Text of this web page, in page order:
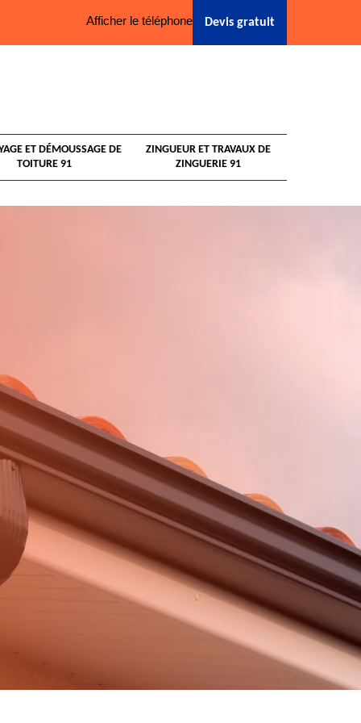
Afficher le téléphone Devis gratuit
ET DÉMOUSSAGE DE
TOITURE 91
ZINGUEUR ET TRAVAUX DE
ZINGUERIE 91